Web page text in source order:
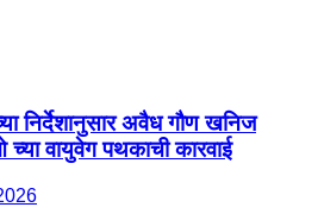
निर्देशानुसार अवैध गौण खनिज
वायुवेग पथकाची कारवाई